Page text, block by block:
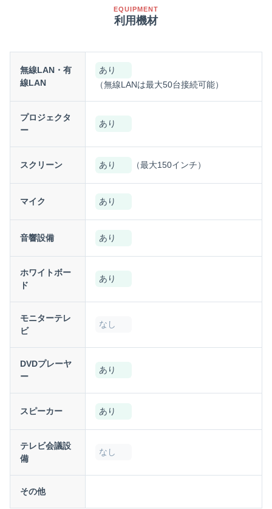
EQUIPMENT
利用機材
無線LAN・有
線LAN
あり
（無線LANは最大50台接続可能）
プロジェクタ
ー
あり
スクリーン あり （最大150インチ）
マイク あり
音響設備 あり
ホワイトボー
ド
あり
モニターテレ
ビ
なし
DVDプレーヤ
ー
あり
スピーカー あり
テレビ会議設
備
なし
その他